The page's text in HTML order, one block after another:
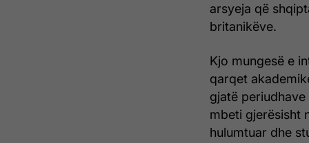
arsyeja që
britanikëve.
Kjo mungesë e
qarqet
gjatë
mbeti gjerësisht
hulumtuar dhe